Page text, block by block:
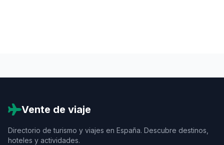
Vente de viaje
Directorio de turismo y viajes en España. Descubre destinos,
hoteles y actividades.